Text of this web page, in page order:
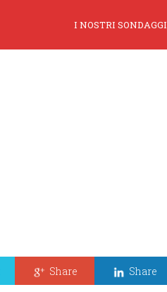
I NOSTRI SONDAGGI
Share Share